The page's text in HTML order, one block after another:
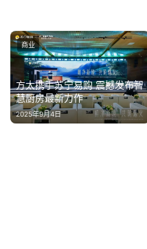
方太携手苏宁易购 震撼发布智
慧厨房最新力作
2025年9月4日
商业